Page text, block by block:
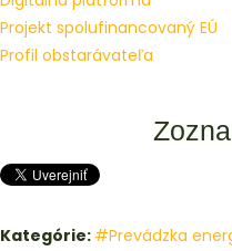
Projekt spolufinancovaný EÚ
Profil obstarávateľa
Kategórie: #Prevádzka